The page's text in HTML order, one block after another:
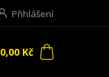
Přihlášení
0,00 Kč